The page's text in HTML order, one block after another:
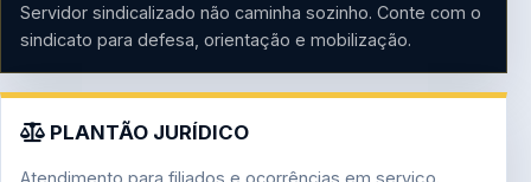
Servidor sindicalizado não caminha sozinho. Conte com o
sindicato para defesa, orientação e mobilização.
PLANTÃO JURÍDICO
Atendimento para filiados e ocorrências em serviço.